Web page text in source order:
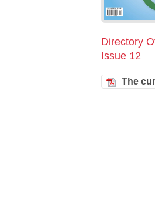
Directory
Issue 12
The